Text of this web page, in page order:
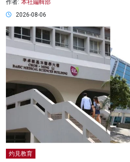
作者: 本社編輯部
2026-08-06
灼見教育